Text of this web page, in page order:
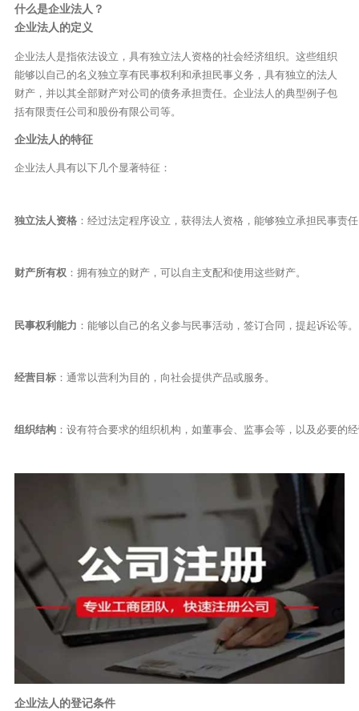
什么是企业法人？
企业法人的定义
企业法人是指依法设立，具有独立法人资格的社会经济组织。这些组织
能够以自己的名义独立享有民事权利和承担民事义务，具有独立的法人
财产，并以其全部财产对公司的债务承担责任。企业法人的典型例子包
括有限责任公司和股份有限公司等。
企业法人的特征
企业法人具有以下几个显著特征：
独立法人资格：经过法定程序设立，获得法人资格，能够独立承担民事责
财产所有权：拥有独立的财产，可以自主支配和使用这些财产。
民事权利能力 ：能够以自己的名义参与民事活动，签订合同，提起诉讼等。
经营目标：通常以营利为目的，向社会提供产品或服务。
组织结构：设有符合要求的组织机构，如董事会、监事会等，以及必要的
企业法人的登记条件